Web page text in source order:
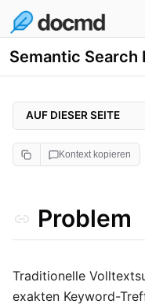
Semantic Search
Kontext kopieren
Problem
Traditionelle
exakten Keyword-
AUF DIESER SEITE
Problem
Warum es wichtig ist
Implementierung
2. Wählen Sie
3. Pre-Building